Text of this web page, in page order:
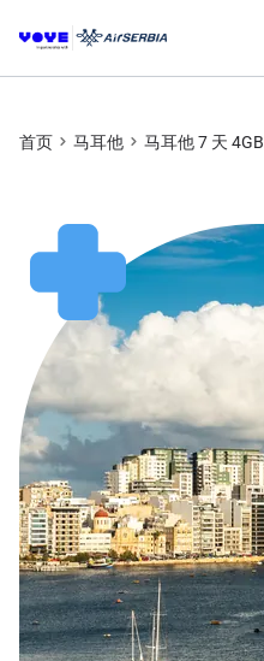
首页 马耳他 马耳他 7 天 4GB